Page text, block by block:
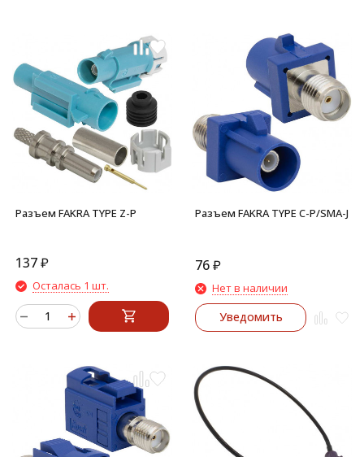
Разъем FAKRA TYPE Z-P
137₽
Осталась 1 шт.
Разъем FAKRA TYPE C-P/SMA-J
76₽
Нет в наличии
Уведомить